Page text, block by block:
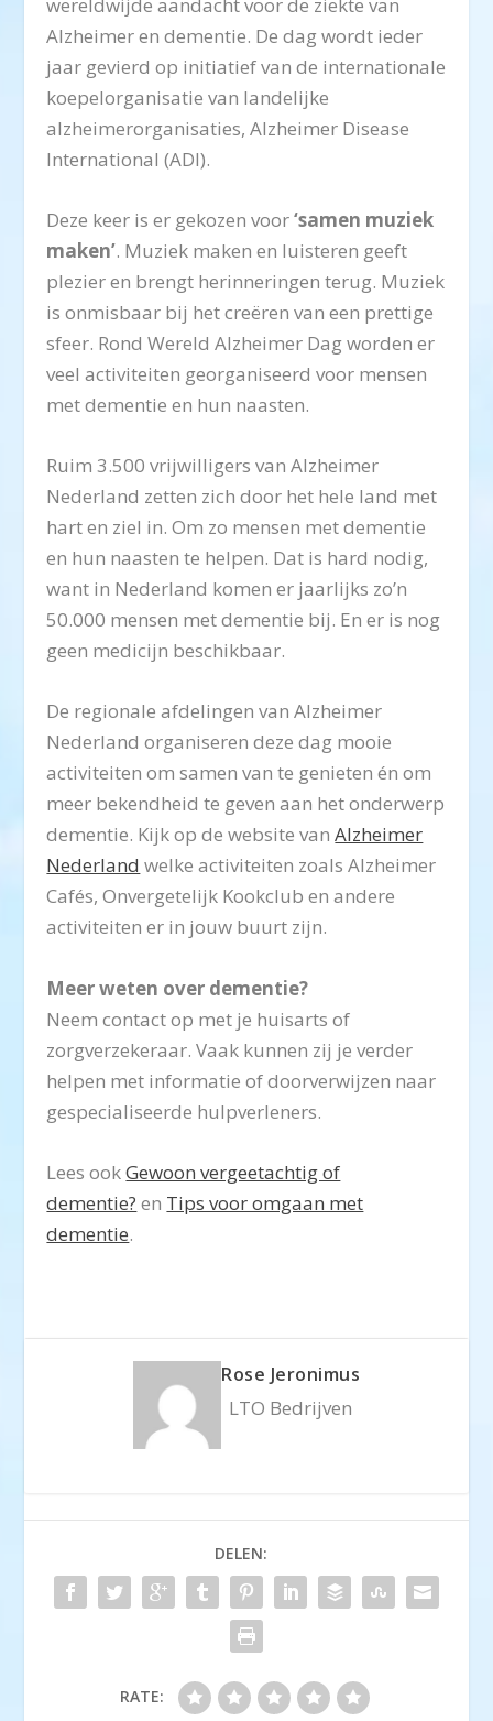
Alzheimer en dementie. De dag wordt ieder
jaar gevierd op initiatief van de internationale
koepelorganisatie van landelijke
alzheimerorganisaties, Alzheimer Disease
International (ADI).
Deze keer is er gekozen voor‘samen muziek
maken’. Muziek maken en luisteren geeft
plezier en brengt herinneringen terug. Muziek
is onmisbaar bij het creëren van een prettige
sfeer. Rond Wereld Alzheimer Dag worden er
veel activiteiten georganiseerd voor mensen
met dementie en hun naasten.
Ruim 3.500 vrijwilligers van Alzheimer
Nederland zetten zich door het hele land met
hart en ziel in. Om zo mensen met dementie
en hun naasten te helpen. Dat is hard nodig,
want in Nederland komen er jaarlijks zo’n
50.000 mensen met dementie bij. En er is nog
geen medicijn beschikbaar.
De regionale afdelingen van Alzheimer
Nederland organiseren deze dag mooie
activiteiten om samen van te genieten én om
meer bekendheid te geven aan het onderwerp
dementie. Kijk op de website vanAlzheimer
Nederland welke activiteiten zoals Alzheimer
Cafés, Onvergetelijk Kookclub en andere
activiteiten er in jouw buurt zijn.
Meer weten over dementie?
Neem contact op met je huisarts of
zorgverzekeraar. Vaak kunnen zij je verder
helpen met informatie of doorverwijzen naar
gespecialiseerde hulpverleners.
Lees ookGewoon vergeetachtig of
dementie? en Tips voor omgaan met
dementie.
Rose Jeronimus
LTO Bedrijven
DELEN:
RATE: